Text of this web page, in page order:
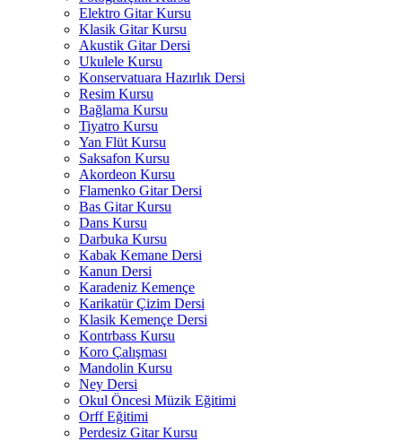
Elektro Gitar Kursu
Klasik Gitar Kursu
Akustik Gitar Dersi
Ukulele Kursu
Konservatuara Hazırlık Dersi
Resim Kursu
Bağlama Kursu
Tiyatro Kursu
Yan Flüt Kursu
Saksafon Kursu
Akordeon Kursu
Flamenko Gitar Dersi
Bas Gitar Kursu
Dans Kursu
Darbuka Kursu
Kabak Kemane Dersi
Kanun Dersi
Karadeniz Kemençe
Karikatür Çizim Dersi
Klasik Kemençe Dersi
Kontrbass Kursu
Koro Çalışması
Mandolin Kursu
Ney Dersi
Okul Öncesi Müzik Eğitimi
Orff Eğitimi
Perdesiz Gitar Kursu